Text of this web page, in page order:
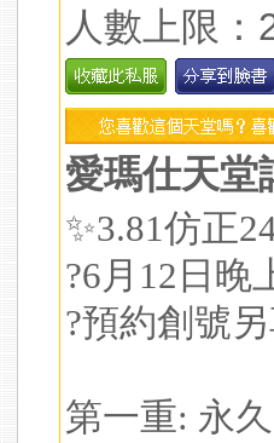
人數上限：
愛瑪仕天堂
✨3.81仿正
?6月12日晚
?預約創號
第一重: 永